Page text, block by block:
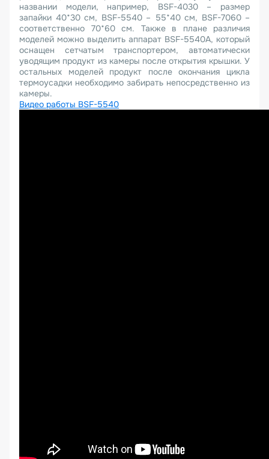
названии модели, например, BSF-4030 – размер
запайки 40*30 см, BSF-5540 – 55*40 см, BSF-7060 –
соответственно 70*60 см. Также в плане различия
моделей можно выделить аппарат BSF-5540A, который
оснащен сетчатым транспортером, автоматически
уводящим продукт из камеры после открытия крышки. У
остальных моделей продукт после окончания цикла
термоусадки необходимо забирать непосредственно из
камеры.
Видео работы BSF-5540